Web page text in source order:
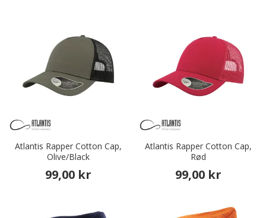
Atlantis Rapper Cotton Cap,
Olive/Black
99,00 kr
Atlantis Rapper Cotton Cap,
Rød
99,00 kr